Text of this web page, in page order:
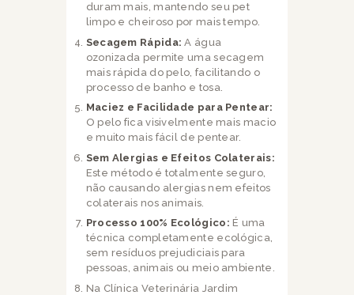
duram mais, mantendo seu pet
limpo e cheiroso por mais tempo.
Secagem Rápida: A água
ozonizada permite uma secagem
mais rápida do pelo, facilitando o
processo de banho e tosa.
Maciez e Facilidade para Pentear:
O pelo fica visivelmente mais macio
e muito mais fácil de pentear.
Sem Alergias e Efeitos Colaterais:
Este método é totalmente seguro,
não causando alergias nem efeitos
colaterais nos animais.
Processo 100% Ecológico: É uma
técnica completamente ecológica,
sem resíduos prejudiciais para
pessoas, animais ou meio ambiente.
Na Clínica Veterinária Jardim